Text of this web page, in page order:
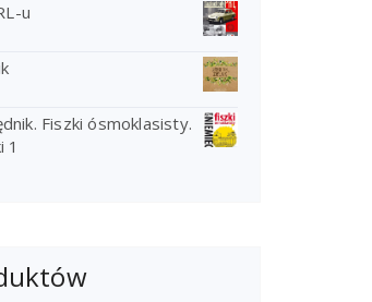
u
Fiszki ósmoklasisty.
1